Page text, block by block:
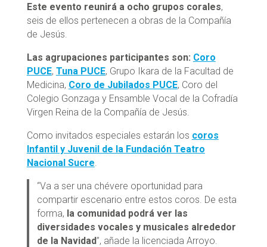
Este evento reunirá a ocho grupos corales,
seis de ellos pertenecen a obras de la Compañía
de Jesús.
Las agrupaciones participantes son: Coro
PUCE, Tuna PUCE, Grupo Ikara de la Facultad de
Medicina, Coro de Jubilados PUCE, Coro del
Colegio Gonzaga y Ensamble Vocal de la Cofradía
Virgen Reina de la Compañía de Jesús.
Como invitados especiales estarán los coros
Infantil y Juvenil de la Fundación Teatro
Nacional Sucre
“Va a ser una chévere oportunidad para
compartir escenario entre estos coros. De esta
forma, la comunidad podrá ver las
diversidades vocales y musicales alrededor
de la Navidad”, añade la licenciada Arroyo.